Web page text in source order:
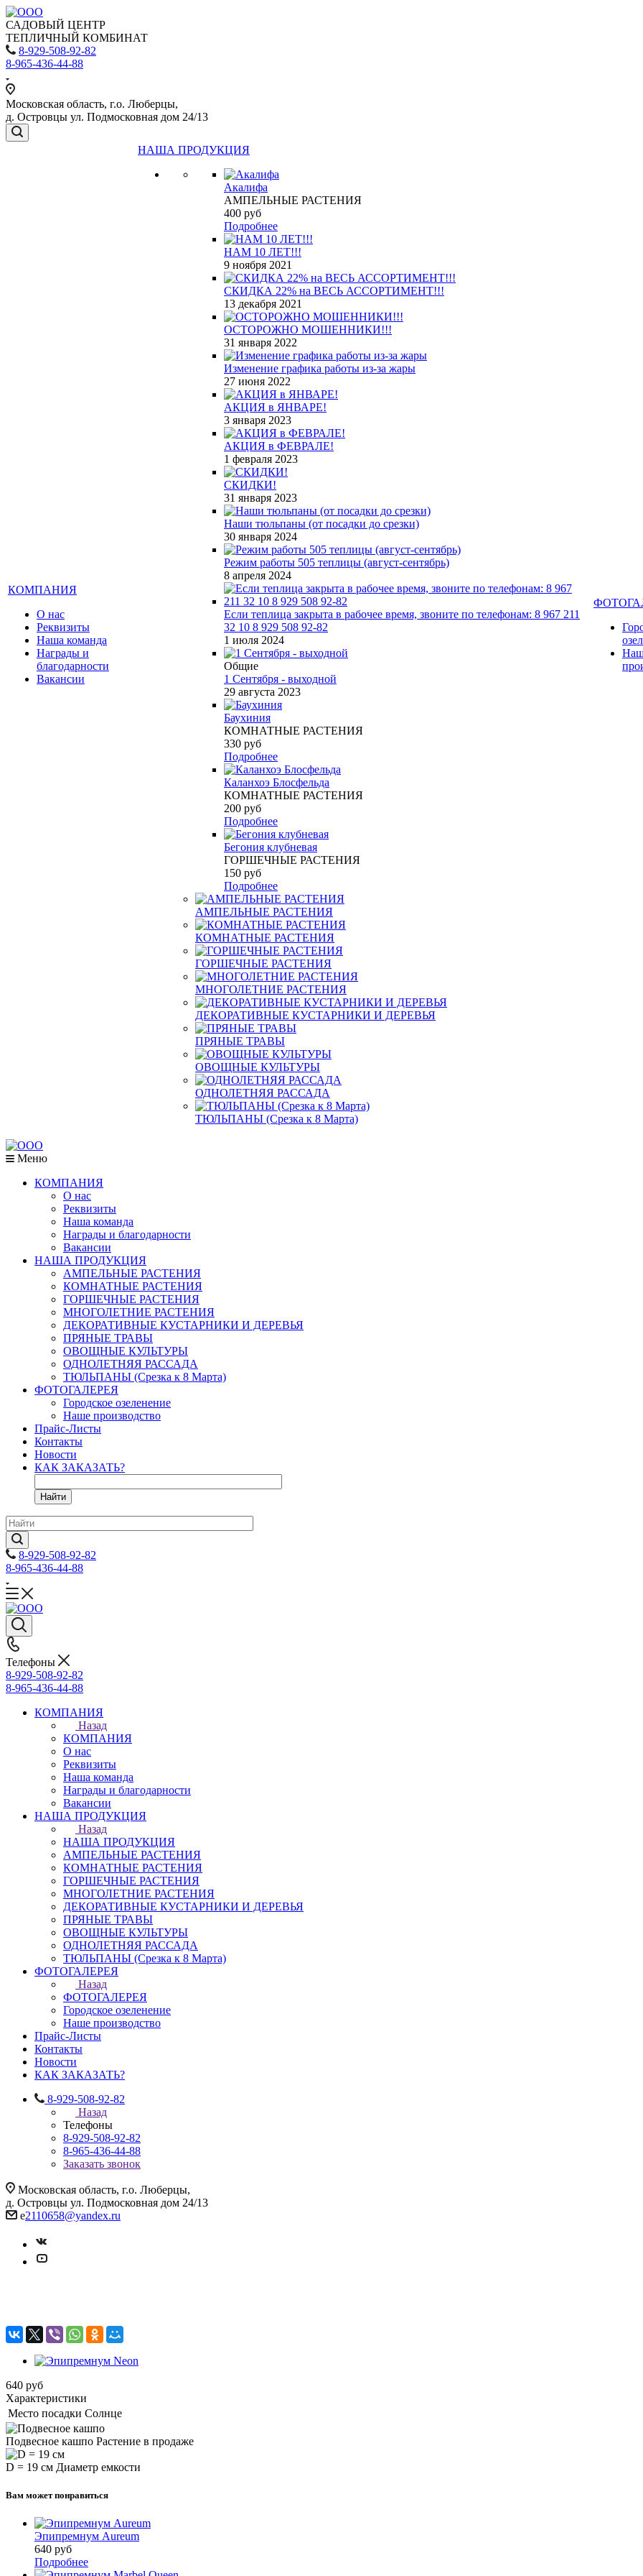
САДОВЫЙ ЦЕНТР
ТЕПЛИЧНЫЙ КОМБИНАТ
8-929-508-92-82
8-965-436-44-88
Московская область, г.о. Люберцы,
д. Островцы ул. Подмосковная дом 24/13
КОМПАНИЯ
О нас
Реквизиты
Наша команда
Награды и
благодарности
Вакансии
НАША ПРОДУКЦИЯ
Акалифа
АМПЕЛЬНЫЕ РАСТЕНИЯ
400 руб
Подробнее
НАМ 10 ЛЕТ!!!
9 ноября 2021
СКИДКА 22% на ВЕСЬ АССОРТИМЕНТ!!!
13 декабря 2021
ОСТОРОЖНО МОШЕННИКИ!!!
31 января 2022
Изменение графика работы из-за жары
27 июня 2022
АКЦИЯ в ЯНВАРЕ!
3 января 2023
АКЦИЯ в ФЕВРАЛЕ!
1 февраля 2023
СКИДКИ!
31 января 2023
Наши тюльпаны (от посадки до срезки)
30 января 2024
Режим работы 505 теплицы (август-сентябрь)
8 апреля 2024
Если теплица закрыта в рабочее время, звоните по телефонам: 8 967 211
32 10 8 929 508 92-82
1 июля 2024
Общие
1 Сентября - выходной
29 августа 2023
Баухиния
КОМНАТНЫЕ РАСТЕНИЯ
330 руб
Подробнее
Каланхоэ Блосфельда
КОМНАТНЫЕ РАСТЕНИЯ
200 руб
Подробнее
Бегония клубневая
ГОРШЕЧНЫЕ РАСТЕНИЯ
150 руб
Подробнее
АМПЕЛЬНЫЕ РАСТЕНИЯ
КОМНАТНЫЕ РАСТЕНИЯ
ГОРШЕЧНЫЕ РАСТЕНИЯ
МНОГОЛЕТНИЕ РАСТЕНИЯ
ДЕКОРАТИВНЫЕ КУСТАРНИКИ И ДЕРЕВЬЯ
ПРЯНЫЕ ТРАВЫ
ОВОЩНЫЕ КУЛЬТУРЫ
ОДНОЛЕТНЯЯ РАССАДА
ТЮЛЬПАНЫ (Срезка к 8 Марта)
Меню
КОМПАНИЯ
О нас
Реквизиты
Наша команда
Награды и благодарности
Вакансии
НАША ПРОДУКЦИЯ
АМПЕЛЬНЫЕ РАСТЕНИЯ
КОМНАТНЫЕ РАСТЕНИЯ
ГОРШЕЧНЫЕ РАСТЕНИЯ
МНОГОЛЕТНИЕ РАСТЕНИЯ
ДЕКОРАТИВНЫЕ КУСТАРНИКИ И ДЕРЕВЬЯ
ПРЯНЫЕ ТРАВЫ
ОВОЩНЫЕ КУЛЬТУРЫ
ОДНОЛЕТНЯЯ РАССАДА
ТЮЛЬПАНЫ (Срезка к 8 Марта)
ФОТОГАЛЕРЕЯ
Городское озеленение
Наше производство
Прайс-Листы
Контакты
Новости
КАК ЗАКАЗАТЬ?
Найти
8-929-508-92-82
8-965-436-44-88
Телефоны
8-929-508-92-82
8-965-436-44-88
КОМПАНИЯ
Назад
КОМПАНИЯ
О нас
Реквизиты
Наша команда
Награды и благодарности
Вакансии
НАША ПРОДУКЦИЯ
Назад
НАША ПРОДУКЦИЯ
АМПЕЛЬНЫЕ РАСТЕНИЯ
КОМНАТНЫЕ РАСТЕНИЯ
ГОРШЕЧНЫЕ РАСТЕНИЯ
МНОГОЛЕТНИЕ РАСТЕНИЯ
ДЕКОРАТИВНЫЕ КУСТАРНИКИ И ДЕРЕВЬЯ
ПРЯНЫЕ ТРАВЫ
ОВОЩНЫЕ КУЛЬТУРЫ
ОДНОЛЕТНЯЯ РАССАДА
ТЮЛЬПАНЫ (Срезка к 8 Марта)
ФОТОГАЛЕРЕЯ
Назад
ФОТОГАЛЕРЕЯ
Городское озеленение
Наше производство
Прайс-Листы
Контакты
Новости
КАК ЗАКАЗАТЬ?
8-929-508-92-82
Назад
Телефоны
8-929-508-92-82
8-965-436-44-88
Заказать звонок
Московская область, г.о. Люберцы,
д. Островцы ул. Подмосковная дом 24/13
e2110658@yandex.ru
640 руб
Характеристики
Место посадки Солнце
Подвесное кашпо Растение в продаже
D = 19 см Диаметр емкости
Вам может понравиться
Эпипремнум Aureum
640 руб
Подробнее